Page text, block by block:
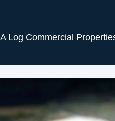
A Log Commercial